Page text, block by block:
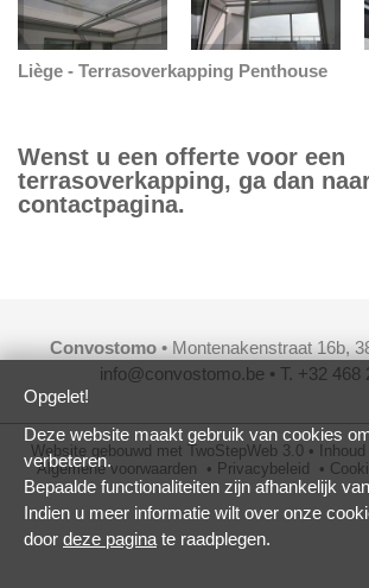
Liège - Terrasoverkapping Penthouse
Wenst u een offerte voor een
terrasoverkapping, ga dan
contactpagina.
Convostomo• Montenakenstraat 16b,
info@convostomo.be • T. +32 468
Website gebouwd met TwoStepWeb 3.0 •
Algemene voorwaarden
• Privacybeleid •
Opgelet!
Deze website maakt gebruik van cookies
verbeteren.
Bepaalde functionaliteiten zijn afhankelijk
Indien u meer informatie wilt over onze
door deze pagina te raadplegen.